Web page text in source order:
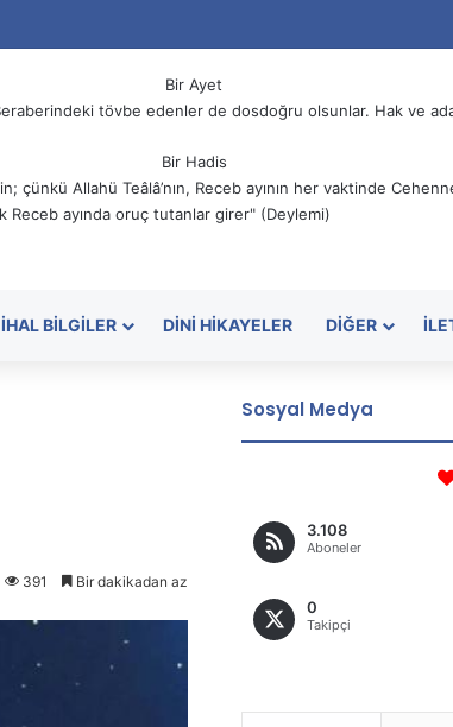
Bir Ayet
tövbe edenler de dosdoğru olsunlar. Hak ve
Bir Hadis
çünkü Allahü Teâlâ’nın, Receb ayının her vaktinde
Receb ayında oruç tutanlar girer" (Deylemi)
BILGILER DINI HIKAYELER DIĞER
391 Bir dakikadan az
Sosyal Medya
3.108
Aboneler
0
Takipçi